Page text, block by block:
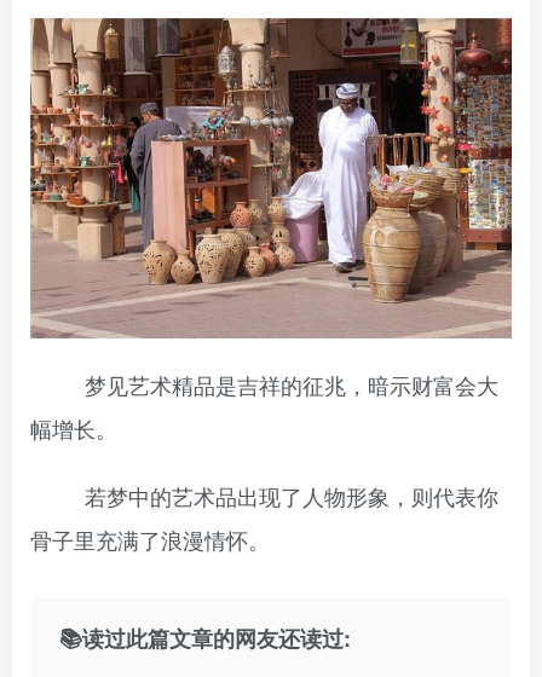
梦见艺术精品是吉祥的征兆，暗示财富会大
幅增长。
若梦中的艺术品出现了人物形象，则代表你
骨子里充满了浪漫情怀。
📚读过此篇文章的网友还读过: